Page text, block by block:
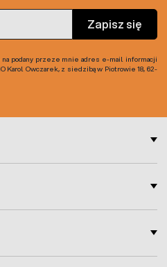
Zapisz się
na podany przeze mnie adres e-mail informacji
Karol Owczarek, z siedzibą w Piotrowie 18, 62-